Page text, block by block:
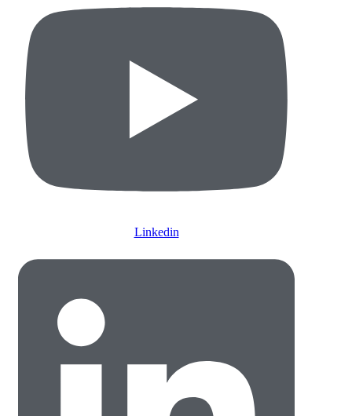
Linkedin